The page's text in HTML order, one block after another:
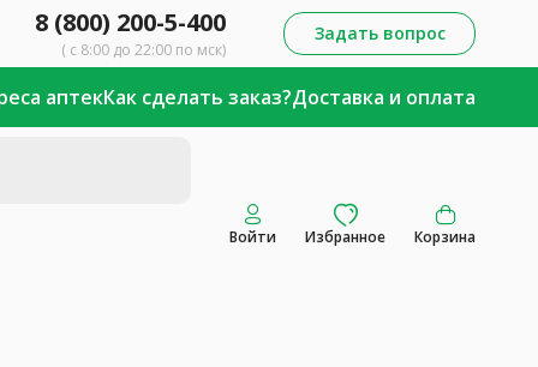
8 (800) 200-5-400
( с 8:00 до 22:00 по мск)
Задать вопрос
аптекКак сделать заказ?Доставка и оплата
Войти Избранное Корзина